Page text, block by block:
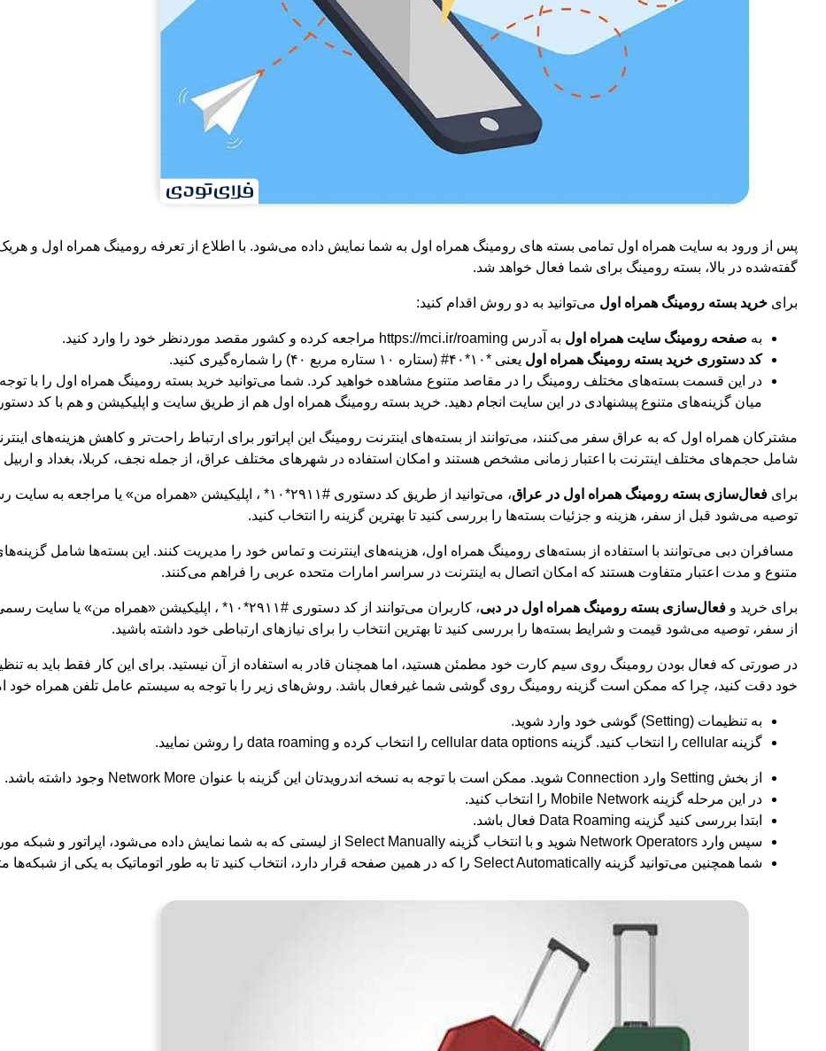
پس از ورود به سایت همراه اول تمامی بسته های رومینگ همراه اول به شما نمایش داده می‌شود. با اطلاع از تعرفه رومینگ همراه اول و
گفته‌شده در بالا، بسته رومینگ برای شما فعال خواهد شد.
برای خرید بسته رومینگ همراه اول می‌توانید به دو روش اقدام کنید:
به صفحه رومینگ سایت همراه اول به آدرس https://mci.ir/roaming مراجعه کرده و کشور مقصد موردنظر خود را وارد کنید.
کد دستوری خرید بسته رومینگ همراه اول یعنی *۱۰*۴۰# (ستاره ۱۰ ستاره مربع ۴۰) را شماره‌گیری کنید.
در این قسمت بسته‌های مختلف رومینگ را در مقاصد متنوع مشاهده خواهید کرد. شما می‌توانید خرید بسته رومینگ همراه اول را با توجه
میان گزینه‌های متنوع پیشنهادی در این سایت انجام دهید. خرید بسته رومینگ همراه اول هم از طریق سایت و اپلیکیشن و هم با کد
مشترکان همراه اول که به عراق سفر می‌کنند، می‌توانند از بسته‌های اینترنت رومینگ این اپراتور برای ارتباط راحت‌تر و کاهش هزینه‌های
شامل حجم‌های مختلف اینترنت با اعتبار زمانی مشخص هستند و امکان استفاده در شهرهای مختلف عراق، از جمله نجف، کربلا، بغداد و اربیل
برای فعال‌سازی بسته رومینگ همراه اول در عراق
، می‌توانید از طریق کد دستوری #۲۹۱۱*۱۰* ، اپلیکیشن «همراه من» یا
توصیه می‌شود قبل از سفر، هزینه و جزئیات بسته‌ها را بررسی کنید تا بهترین گزینه را انتخاب کنید.
مسافران دبی می‌توانند با استفاده از بسته‌های رومینگ همراه اول، هزینه‌های اینترنت و تماس خود را مدیریت کنند. این بسته‌ها شامل
متنوع و مدت اعتبار متفاوت هستند که امکان اتصال به اینترنت در سراسر امارات متحده عربی را فراهم می‌کنند.
برای خرید و فعال‌سازی بسته رومینگ همراه اول در دبی
، کاربران می‌توانند از کد دستوری #۲۹۱۱*۱۰* ، اپلیکیشن
از سفر، توصیه می‌شود قیمت و شرایط بسته‌ها را بررسی کنید تا بهترین انتخاب را برای نیازهای ارتباطی خود داشته باشید.
در صورتی که فعال بودن رومینگ روی سیم کارت خود مطمئن هستید، اما همچنان قادر به استفاده از آن نیستید. برای این کار فقط باید به
خود دقت کنید، چرا که ممکن است گزینه رومینگ روی گوشی شما غیرفعال باشد. روش‌های زیر را با توجه به سیستم عامل تلفن همراه خود
به تنظیمات (Setting) گوشی خود وارد شوید.
گزینه cellular را انتخاب کنید. گزینه cellular data options را انتخاب کرده و data roaming را روشن نمایید.
از بخش Setting وارد Connection شوید. ممکن است با توجه به نسخه اندرویدتان این گزینه با عنوان Network More وجود داشته باشد.
در این مرحله گزینه Mobile Network را انتخاب کنید.
ابتدا بررسی کنید گزینه Data Roaming فعال باشد.
سپس وارد Network Operators شوید و با انتخاب گزینه Select Manually از لیستی که به شما نمایش داده می‎‌شود، اپراتور و شبکه مورد نظرتان را انتخاب کنید.
شما همچنین می‌توانید گزینه Select Automatically را که در همین صفحه قرار دارد، انتخاب کنید تا به طور اتوماتیک به یکی از شبکه‌ها متصل شوید.